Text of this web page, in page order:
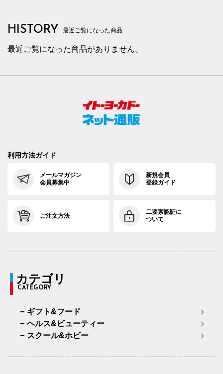
HISTORY 最近ご覧になった商品
最近ご覧になった商品がありません。
利用方法ガイド
メールマガジン
会員募集中
新規会員
登録ガイド
ご注文方法
二要素認証に
ついて
カテゴリ
CATEGORY
ギフト&フード
ヘルス&ビューティー
スクール&ホビー